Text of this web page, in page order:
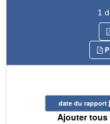
1
date du rapport
Ajouter tous